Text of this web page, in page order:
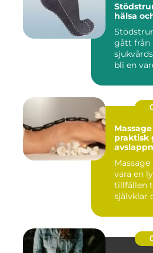
Stödstrumpor
hälsa
gått från
bli en
Massage
praktisk
vara en
tillfällen
självklar